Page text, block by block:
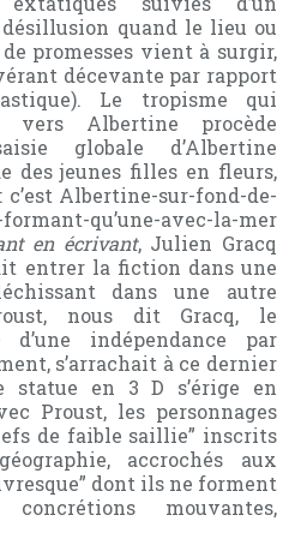
désillusion quand le lieu ou
promesses vient à surgir,
décevante par rapport
Le tropisme qui
vers Albertine procède
globale d’Albertine
des jeunes filles en fleurs,
c’est Albertine-sur-fond-de-
qu’une-avec-la-mer
en écrivant, Julien Gracq
entrer la fiction dans une
dans une autre
nous dit Gracq, le
indépendance par
s’arrachait à ce dernier
en 3 D s’érige en
Proust, les personnages
de faible saillie” inscrits
accrochés aux
dont ils ne forment
mouvantes,